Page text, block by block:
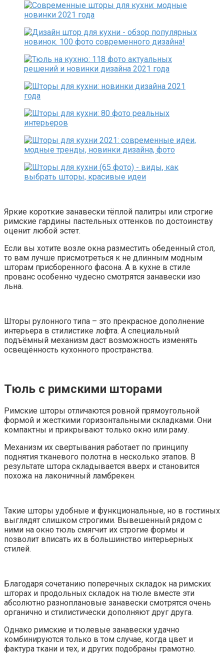
Яркие короткие занавески тёплой палитры или строгие
римские гардины пастельных оттенков по достоинству
оценит любой эстет.
Если вы хотите возле окна разместить обеденный стол,
то вам лучше присмотреться к не длинным модным
шторам присборенного фасона. А в кухне в стиле
прованс особенно чудесно смотрятся занавески изо
льна.
Шторы рулонного типа – это прекрасное дополнение
интерьера в стилистике лофта. А специальный
подъёмный механизм даст возможность изменять
освещённость кухонного пространства.
Тюль с римскими шторами
Римские шторы отличаются ровной прямоугольной
формой и жесткими горизонтальными складками. Они
компактны и прикрывают только окно или раму.
Механизм их свертывания работает по принципу
поднятия тканевого полотна в несколько этапов. В
результате штора складывается вверх и становится
похожа на лаконичный ламбрекен.
Такие шторы удобные и функциональные, но в гостиных
выглядят слишком строгими. Вывешенный рядом с
ними на окно тюль смягчит их строгие формы и
позволит вписать их в большинство интерьерных
стилей.
Благодаря сочетанию поперечных складок на римских
шторах и продольных складок на тюле вместе эти
абсолютно разноплановые занавески смотрятся очень
органично и стилистически дополняют друг друга.
Однако римские и тюлевые занавески удачно
комбинируются только в том случае, когда цвет и
фактура ткани и тех, и других подобраны грамотно.